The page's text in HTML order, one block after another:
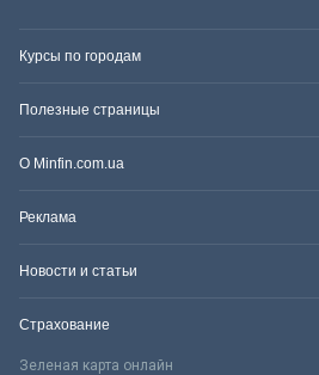
Курсы по городам
Полезные страницы
О Minfin.com.ua
Реклама
Новости и статьи
Страхование
Зеленая карта онлайн